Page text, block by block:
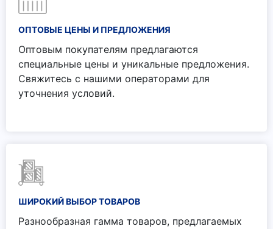
ОПТОВЫЕ ЦЕНЫ И ПРЕДЛОЖЕНИЯ
Оптовым покупателям предлагаются
специальные цены и уникальные предложения.
Свяжитесь с нашими операторами для
уточнения условий.
ШИРОКИЙ ВЫБОР ТОВАРОВ
Разнообразная гамма товаров, предлагаемых